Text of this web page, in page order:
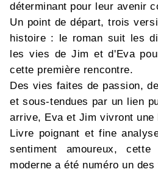
déterminant pour leur avenir
Un point de départ, trois
histoire : le roman suit les
les vies de Jim et d'Eva
cette première rencontre.
Des vies faites de passion,
et sous-tendues par un lien
arrive, Eva et Jim vivront une
Livre poignant et fine
sentiment amoureux, cette
moderne a été numéro un